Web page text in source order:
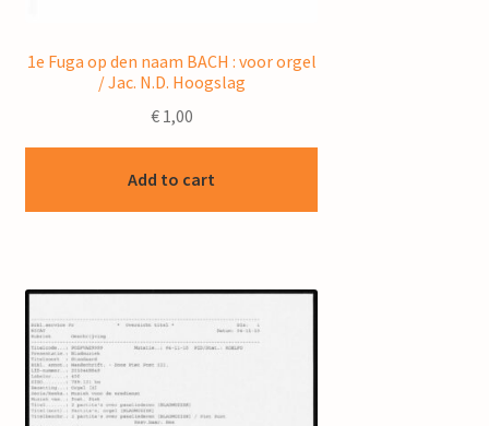
1e Fuga op den naam BACH : voor orgel
/ Jac. N.D. Hoogslag
€1,00
Add to cart